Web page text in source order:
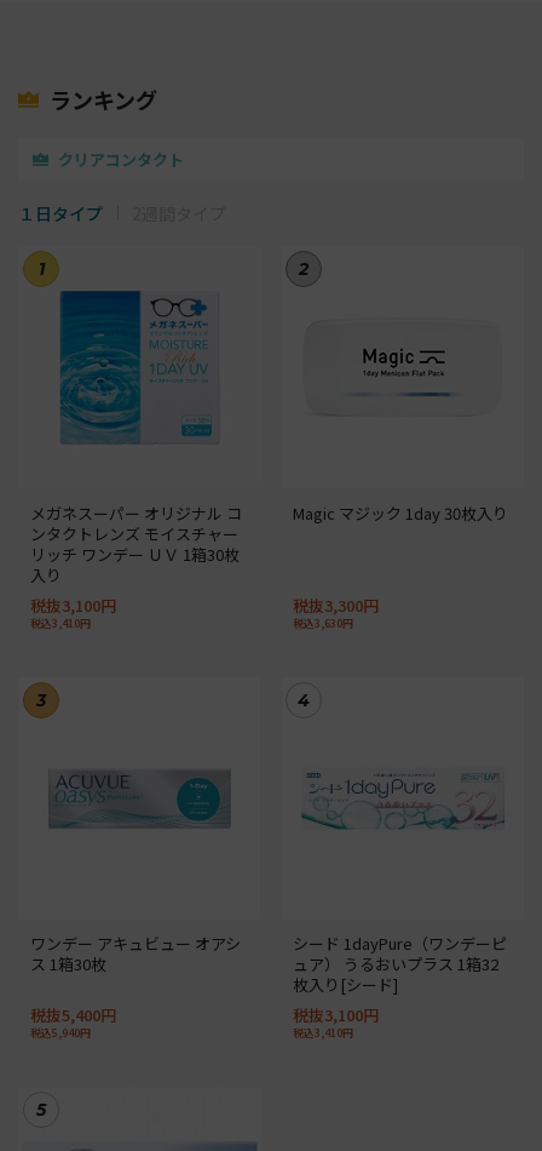
ランキング
クリアコンタクト
１日タイプ
1
メガネスーパー オリジナル コ
ンタクトレンズ モイスチャー
リッチ ワンデー ＵＶ 1箱30枚
入り
税抜3,100円
税込3,410円
2
Magic マジック 1day 30枚入り
税抜3,300円
税込3,630円
3
ワンデー アキュビュー オアシ
ス 1箱30枚
税抜5,400円
税込5,940円
4
シード 1dayPure（ワンデーピ
ュア） うるおいプラス 1箱32
枚入り[シード]
税抜3,100円
税込3,410円
5